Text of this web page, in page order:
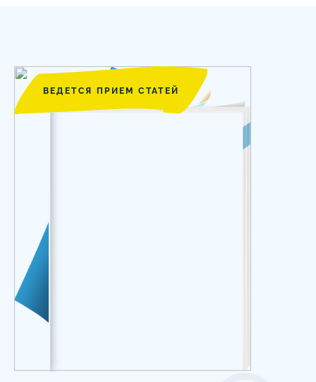
ВЕДЕТСЯ ПРИЕМ СТАТЕЙ